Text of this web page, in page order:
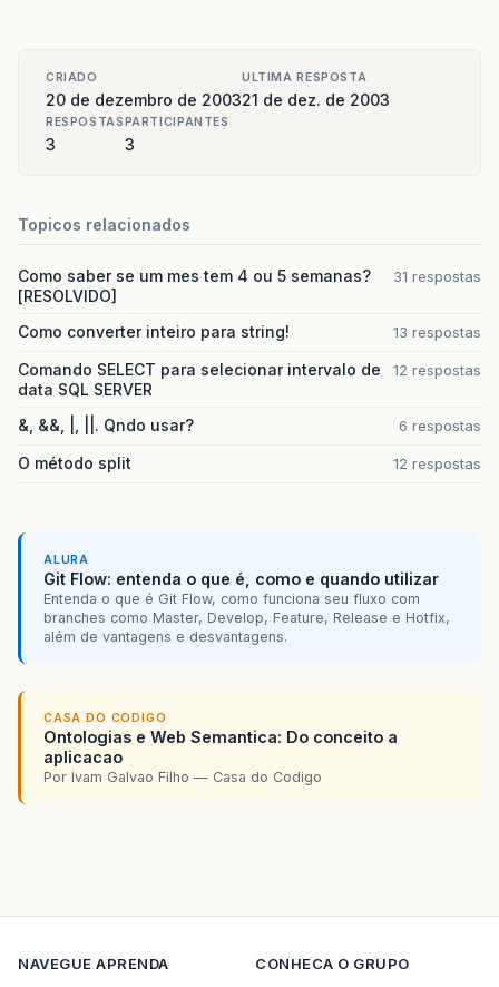
CRIADO
20 de dezembro de 2003
ULTIMA RESPOSTA
21 de dez. de 2003
RESPOSTAS
3
PARTICIPANTES
3
Topicos relacionados
Como saber se um mes tem 4 ou 5 semanas?
[RESOLVIDO]
31 respostas
Como converter inteiro para string! 13 respostas
Comando SELECT para selecionar intervalo de
data SQL SERVER
12 respostas
&, &&, |, ||. Qndo usar? 6 respostas
O método split 12 respostas
ALURA
Git Flow: entenda o que é, como e quando utilizar
Entenda o que é Git Flow, como funciona seu fluxo com
branches como Master, Develop, Feature, Release e Hotfix,
além de vantagens e desvantagens.
CASA DO CODIGO
Ontologias e Web Semantica: Do conceito a
aplicacao
Por Ivam Galvao Filho — Casa do Codigo
NAVEGUE APRENDA CONHECA O GRUPO